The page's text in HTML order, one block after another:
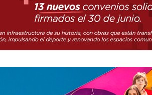
DIARIO